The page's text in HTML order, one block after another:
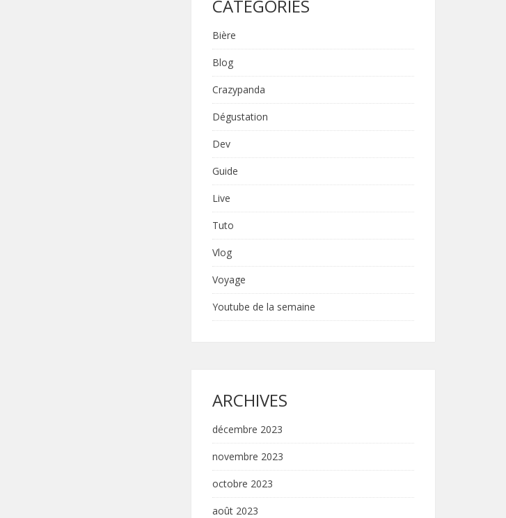
CATÉGORIES
Bière
Blog
Crazypanda
Dégustation
Dev
Guide
Live
Tuto
Vlog
Voyage
Youtube de la semaine
ARCHIVES
décembre 2023
novembre 2023
octobre 2023
août 2023